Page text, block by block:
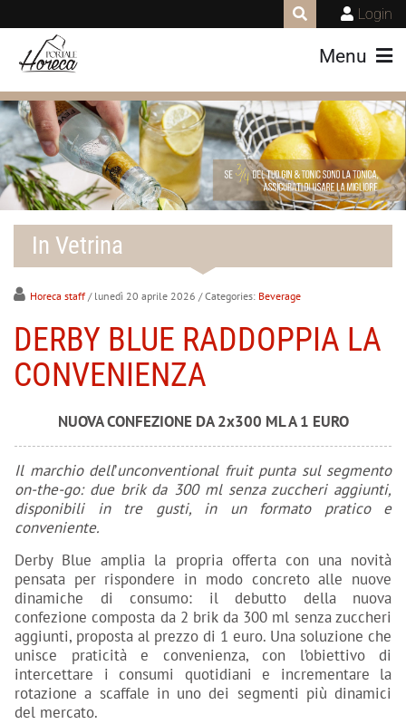
Login
Menu
In Vetrina
Horeca staff / lunedì 20 aprile 2026 / Categories: Beverage
DERBY BLUE RADDOPPIA LA
CONVENIENZA
NUOVA CONFEZIONE DA 2x300 ML A 1 EURO
Il marchio dell’unconventional fruit punta sul segmento
on-the-go: due brik da 300 ml senza zuccheri aggiunti,
disponibili in tre gusti, in un formato pratico e
conveniente.
Derby Blue amplia la propria offerta con una novità
pensata per rispondere in modo concreto alle nuove
dinamiche di consumo: il debutto della nuova
confezione composta da 2 brik da 300 ml senza zuccheri
aggiunti, proposta al prezzo di 1 euro. Una soluzione che
unisce praticità e convenienza, con l’obiettivo di
intercettare i consumi quotidiani e incrementare la
rotazione a scaffale in uno dei segmenti più dinamici
del mercato.